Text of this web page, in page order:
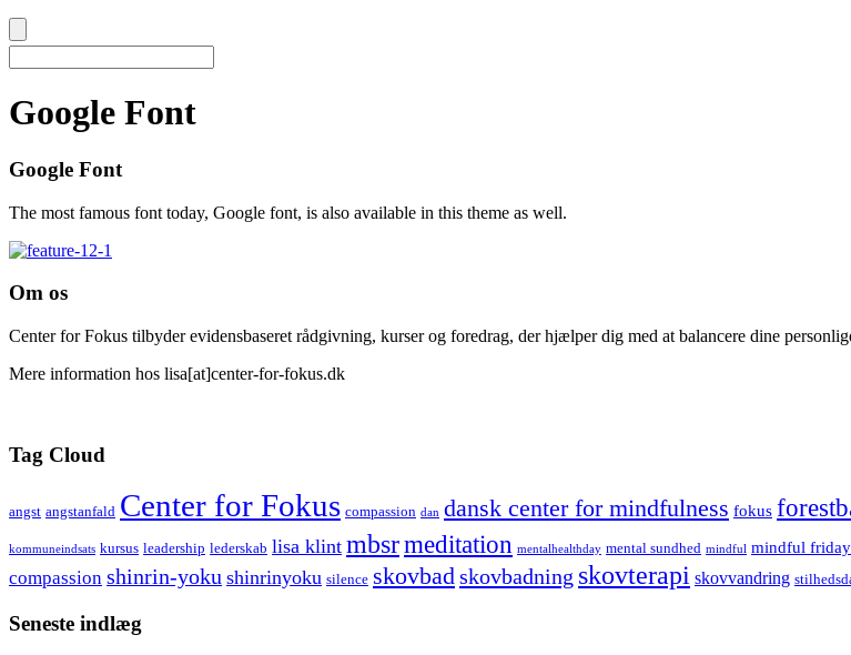
Google Font
Google Font
The most famous font today, Google font, is also available in this theme as well.
Om os
Center for Fokus tilbyder evidensbaseret rådgivning, kurser og foredrag, der hjælper dig med at balancere dine
Mere information hos lisa[at]center-for-fokus.dk
Tag Cloud
angst angstanfald Center for Fokus compassion dan dansk center for mindfulness fokus
kommuneindsats kursus leadership lederskab lisa klint mbsrmeditation mentalhealthday mental sundhed mindful mindful friday
compassion shinrin-yoku shinrinyoku silence skovbadskovbadning skovterapi skovvandring
Seneste indlæg